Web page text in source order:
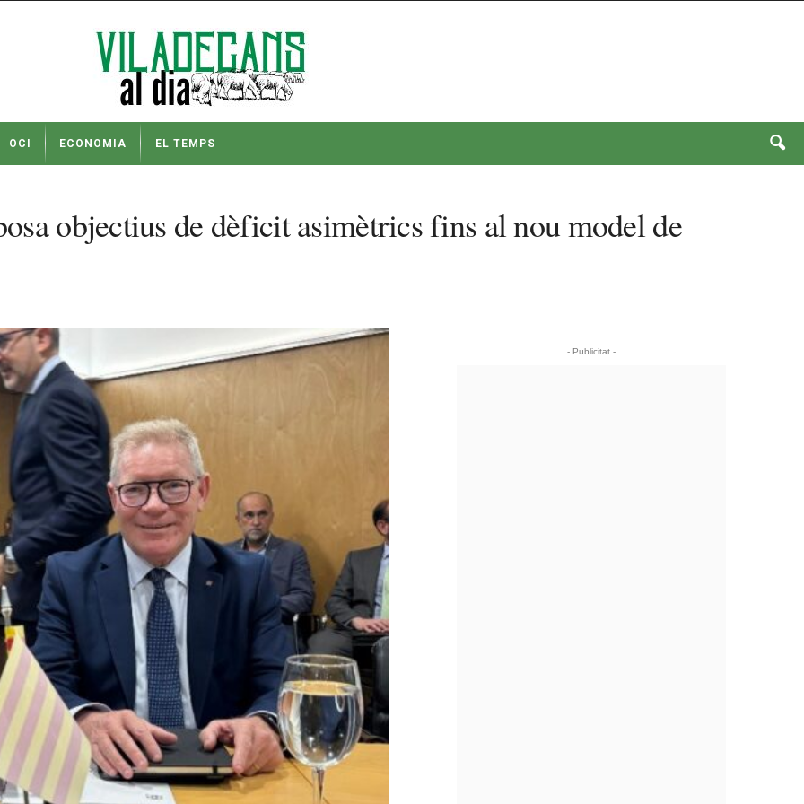
OCI ECONOMIA EL TEMPS
objectius de dèficit asimètrics fins al nou model de
- Publicitat -